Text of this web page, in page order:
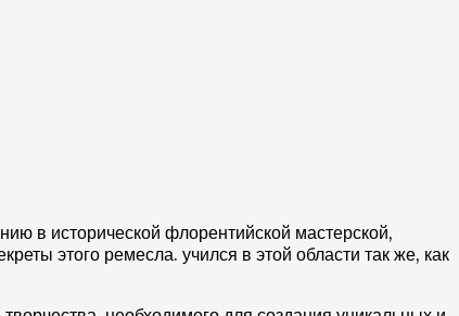
в исторической флорентийской мастерской,
этого ремесла. учился в этой области так же, как